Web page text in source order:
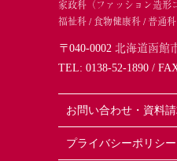
家政科（ファッション造形
福祉科 / 食物健康科 / 普通科
〒040-0002 北海道函館
TEL: 0138-52-1890 /
お問い合わせ・資料
プライバシーポリシー